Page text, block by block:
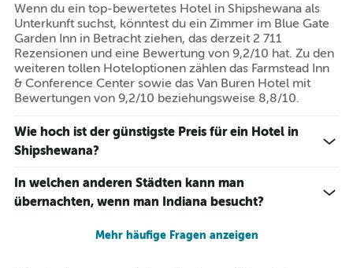
Wenn du ein top-bewertetes Hotel in Shipshewana als
Unterkunft suchst, könntest du ein Zimmer im Blue Gate
Garden Inn in Betracht ziehen, das derzeit 2 711
Rezensionen und eine Bewertung von 9,2/10 hat. Zu den
weiteren tollen Hoteloptionen zählen das Farmstead Inn
& Conference Center sowie das Van Buren Hotel mit
Bewertungen von 9,2/10 beziehungsweise 8,8/10.
Wie hoch ist der günstigste Preis für ein Hotel in
Shipshewana?
In welchen anderen Städten kann man
übernachten, wenn man Indiana besucht?
Mehr häufige Fragen anzeigen